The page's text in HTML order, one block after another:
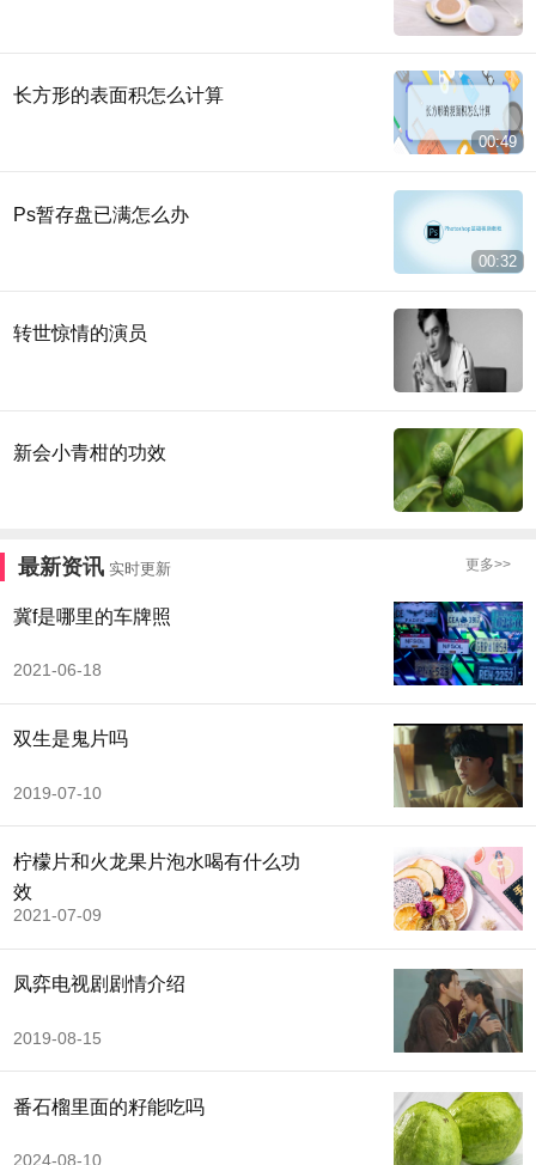
长方形的表面积怎么计算
00:49
Ps暂存盘已满怎么办
00:32
转世惊情的演员
新会小青柑的功效
最新资讯 实时更新 更多>>
冀f是哪里的车牌照
2021-06-18
双生是鬼片吗
2019-07-10
柠檬片和火龙果片泡水喝有什么功
效
2021-07-09
凤弈电视剧剧情介绍
2019-08-15
番石榴里面的籽能吃吗
2024-08-10